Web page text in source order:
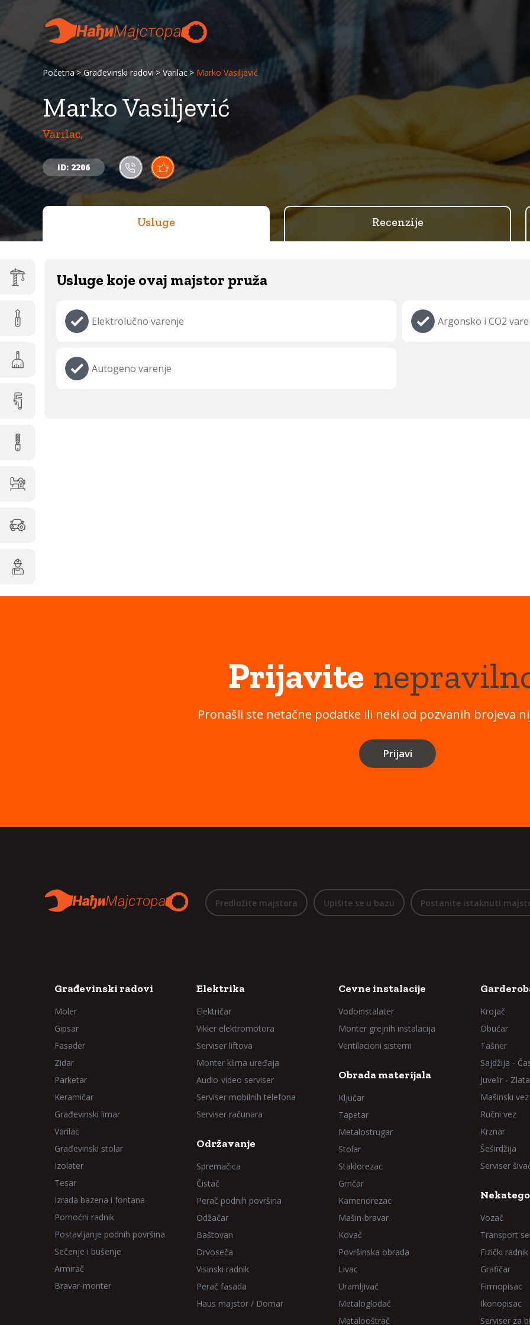
Početna Građevinski radovi Varilac Marko Vasiljević
Marko Vasiljević
Varilac,
ID: 2206
Usluge Recenzije
Usluge koje ovaj majstor pruža
Elektrolučno varenje Argonsko i CO2
Autogeno varenje
Prijavite
Pronašli ste netačne podatke ili neki od pozvanih brojeva
Prijavi
Predložite majstora Upišite se u bazu Postanite istaknuti
Građevinski radovi
Moler
Gipsar
Fasader
Zidar
Parketar
Keramičar
Građevinski limar
Varilac
Građevinski stolar
Izolater
Tesar
Izrada bazena i fontana
Pomoćni radnik
Postavljanje podnih površina
Sečenje i bušenje
Armirač
Bravar-monter
Elektrika
Električar
Vikler elektromotora
Serviser liftova
Monter klima uređaja
Audio-video serviser
Serviser mobilnih telefona
Serviser računara
Održavanje
Spremačica
Čistač
Perač podnih površina
Odžačar
Baštovan
Drvoseča
Visinski radnik
Perač fasada
Haus majstor / Domar
Cevne instalacije
Vodoinstalater
Monter grejnih instalacija
Ventilacioni sistemi
Obrada materijala
Ključar
Tapetar
Metalostrugar
Stolar
Staklorezac
Grnčar
Kamenorezac
Mašin-bravar
Kovač
Površinska obrada
Livac
Uramljivač
Metaloglodač
Metalooštrač
Krojač
Obućar
Tašner
Sajdžija -
Juvelir -
Mašinski vez
Ručni vez
Krznar
Šeširdžija
Serviser
Vozač
Transport
Fizički radnik
Grafičar
Firmopisac
Ikonopisac
Serviser za